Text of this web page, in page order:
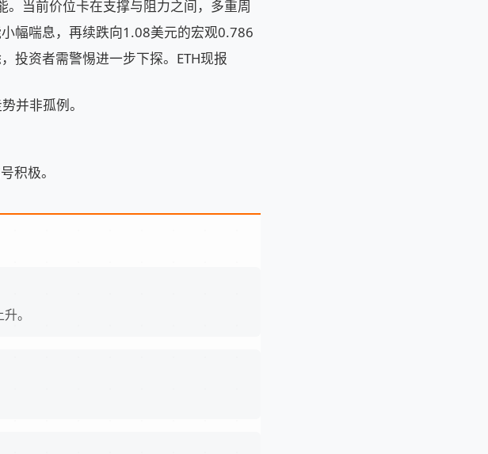
当前价位卡在支撑与阻力之间，多重周
幅喘息，再续跌向1.08美元的宏观0.786
投资者需警惕进一步下探。ETH现报
并非孤例。
积极。
。